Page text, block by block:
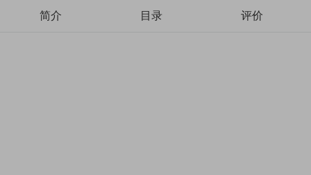
简介 目录 评价